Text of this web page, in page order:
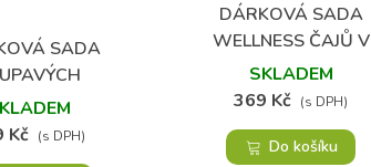
do oblíbených
SADA
SÝRŮ A
MANDLÍ
Kč (s DPH)
Přidat do oblíbených
DÁRKOVÁ SADA
WELLNESS ČAJŮ V
PLECHOVÉ KAZETĚ
SKLADEM
369 Kč (s DPH)
Do košíku